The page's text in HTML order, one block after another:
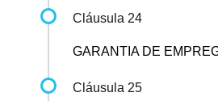
Cláusula 24
GARANTIA DE
Cláusula 25